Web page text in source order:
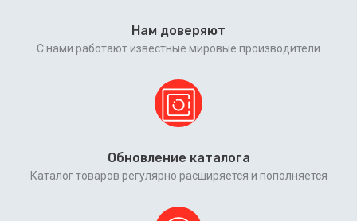
Нам доверяют
С нами работают известные мировые производители
Обновление каталога
Каталог товаров регулярно расширяется и пополняется